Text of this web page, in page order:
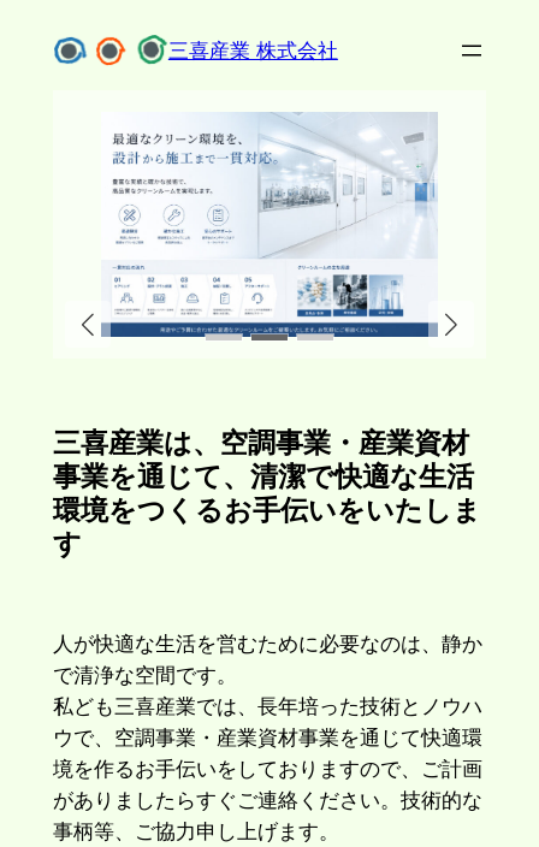
三喜産業 株式会社
三喜産業は、空調事業・産業資材
事業を通じて、清潔で快適な生活
環境をつくるお手伝いをいたしま
す
人が快適な生活を営むために必要なのは、静か
で清浄な空間です。
私ども三喜産業では、長年培った技術とノウハ
ウで、空調事業・産業資材事業を通じて快適環
境を作るお手伝いをしておりますので、ご計画
がありましたらすぐご連絡ください。技術的な
事柄等、ご協力申し上げます。